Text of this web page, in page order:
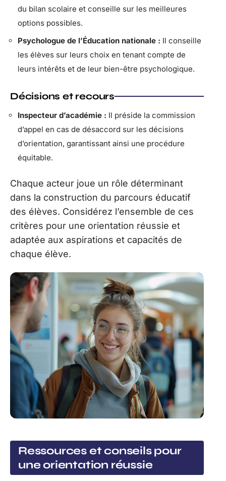
du bilan scolaire et conseille sur les meilleures
options possibles.
Psychologue de l’Éducation nationale : Il conseille
les élèves sur leurs choix en tenant compte de
leurs intérêts et de leur bien-être psychologique.
Décisions et recours
Inspecteur d’académie : Il préside la commission
d’appel en cas de désaccord sur les décisions
d’orientation, garantissant ainsi une procédure
équitable.
Chaque acteur joue un rôle déterminant
dans la construction du parcours éducatif
des élèves. Considérez l’ensemble de ces
critères pour une orientation réussie et
adaptée aux aspirations et capacités de
chaque élève.
Ressources et conseils pour
une orientation réussie